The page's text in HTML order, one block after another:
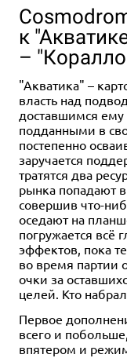
к
–
"Акватика" –
власть над
доставшимся
подданными в
постепенно
заручается
тратятся два
рынка попадают в
совершив что-
оседают на
погружается всё
эффектов, пока
во время партии
очки за
целей. Кто
Первое
всего и
впятером и